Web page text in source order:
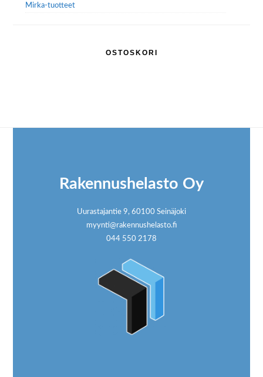
Mirka-tuotteet
OSTOSKORI
Rakennushelasto Oy
Uurastajantie 9, 60100 Seinäjoki
myynti@rakennushelasto.fi
044 550 2178